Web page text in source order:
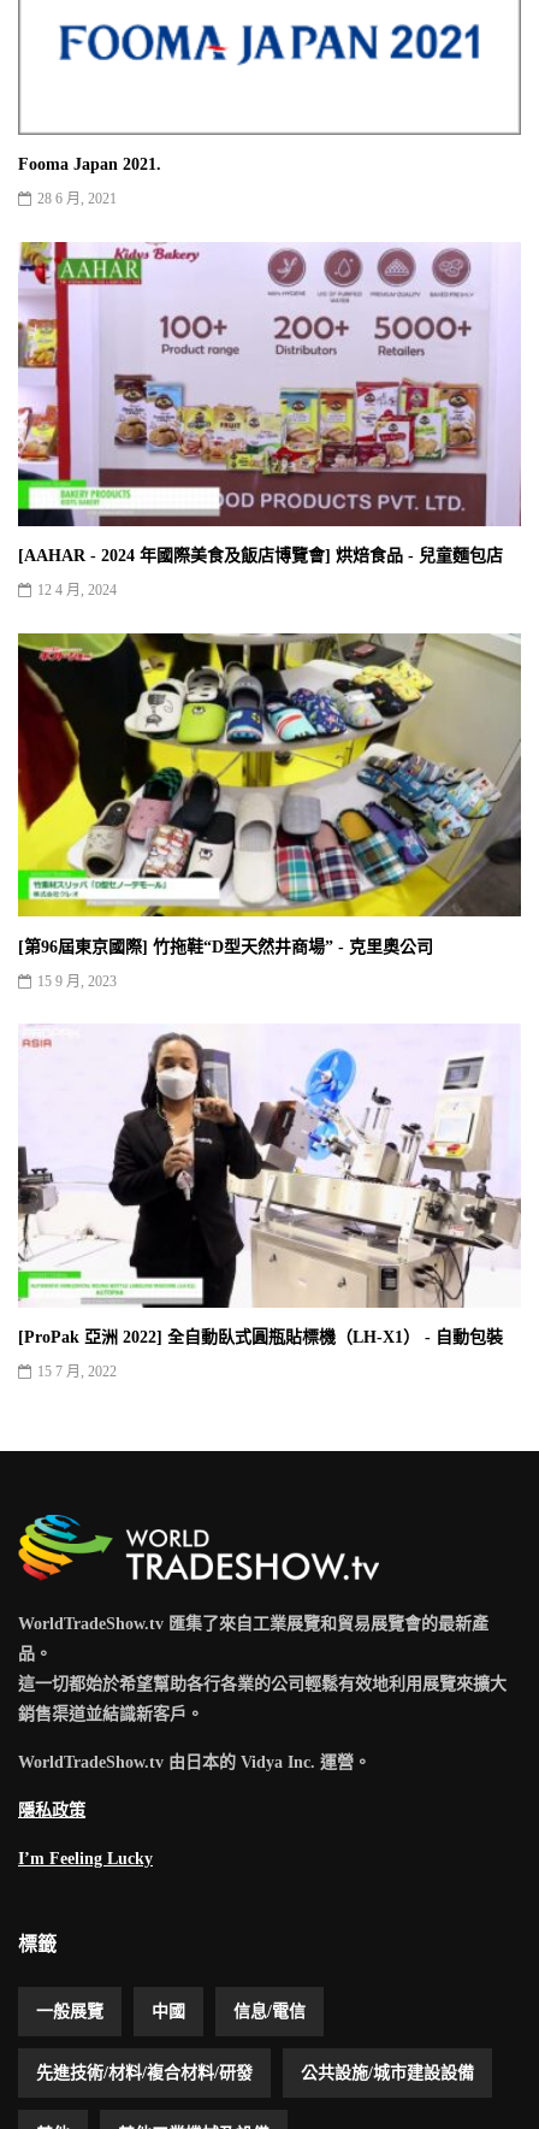
Fooma Japan 2021.
28 6 月, 2021
[AAHAR - 2024 年國際美食及飯店博覽會] 烘焙食品 - 兒童麵包店
12 4 月, 2024
[第96屆東京國際] 竹拖鞋“D型天然井商場” - 克里奧公司
15 9 月, 2023
[ProPak 亞洲 2022] 全自動臥式圓瓶貼標機（LH-X1） - 自動包裝
15 7 月, 2022
WorldTradeShow.tv 匯集了來自工業展覽和貿易展覽會的最新產
品。
這一切都始於希望幫助各行各業的公司輕鬆有效地利用展覽來擴大
銷售渠道並結識新客戶。
WorldTradeShow.tv 由日本的 Vidya Inc. 運營。
隱私政策
I’m Feeling Lucky
標籤
一般展覽 中國 信息/電信
先進技術/材料/複合材料/研發 公共設施/城市建設設備